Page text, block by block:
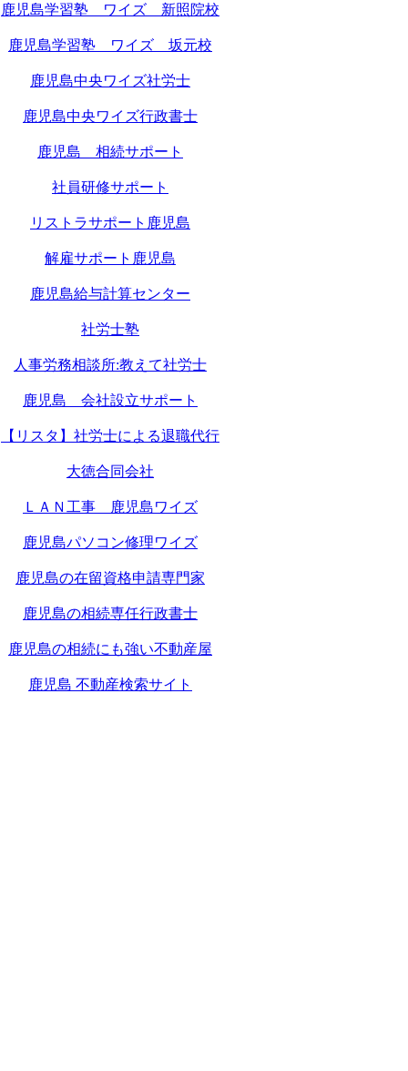
鹿児島学習塾 ワイズ 新照院校
鹿児島学習塾 ワイズ 坂元校
鹿児島中央ワイズ社労士
鹿児島中央ワイズ行政書士
鹿児島 相続サポート
社員研修サポート
リストラサポート鹿児島
解雇サポート鹿児島
鹿児島給与計算センター
社労士塾
人事労務相談所:教えて社労士
鹿児島 会社設立サポート
【リスタ】社労士による退職代行
大徳合同会社
ＬＡＮ工事 鹿児島ワイズ
鹿児島パソコン修理ワイズ
鹿児島の在留資格申請専門家
鹿児島の相続専任行政書士
鹿児島の相続にも強い不動産屋
鹿児島 不動産検索サイト